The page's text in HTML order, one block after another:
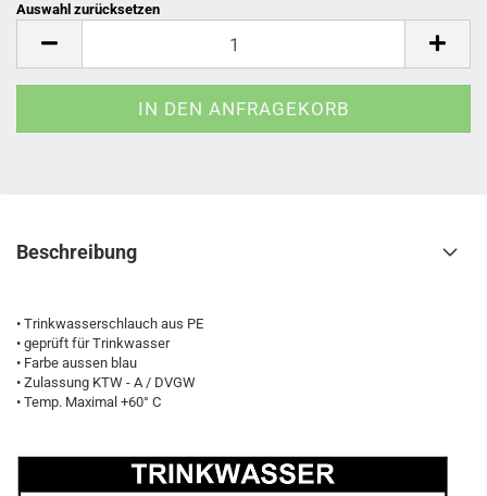
Auswahl zurücksetzen
Beschreibung
• Trinkwasserschlauch aus PE
• geprüft für Trinkwasser
• Farbe aussen blau
• Zulassung KTW - A / DVGW
• Temp. Maximal +60° C